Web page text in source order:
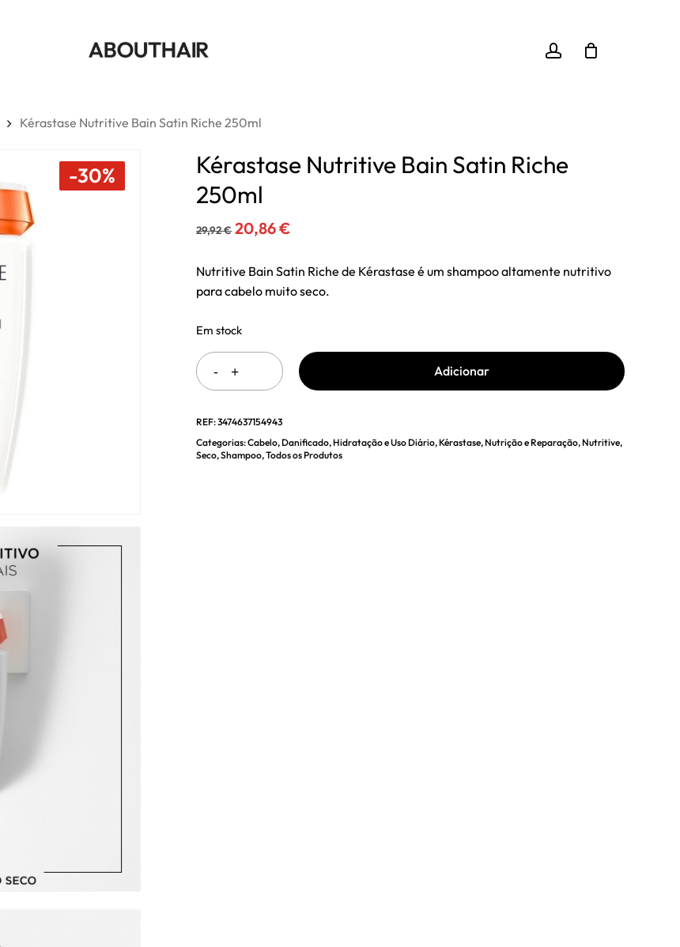
account
Kérastase Nutritive Bain Satin Riche 250ml
-30%
Kérastase Nutritive Bain Satin Riche
250ml
29,92€ O
original
era:
20,86€O
atual
é:
Nutritive Bain Satin Riche de Kérastase é um shampoo altamente nutritivo
para cabelo muito seco.
Em stock
Adicionar
REF:3474637154943
Categorias:Cabelo,Danificado,Hidratação e Uso Diário,Kérastase,Nutrição e Reparação,Nutritive,
Seco,Shampoo,Todos os Produtos
Seja o primeiro a avaliar “Kérastase Nutritive Bain Satin Riche 250ml”